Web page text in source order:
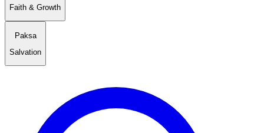
Faith & Growth
Paksa
Salvation